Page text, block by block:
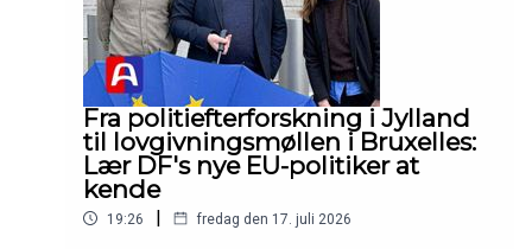
Fra politiefterforskning i Jylland
til lovgivningsmøllen i Bruxelles:
Lær DF's nye EU-politiker at
kende
19:26 | fredag den 17. juli 2026